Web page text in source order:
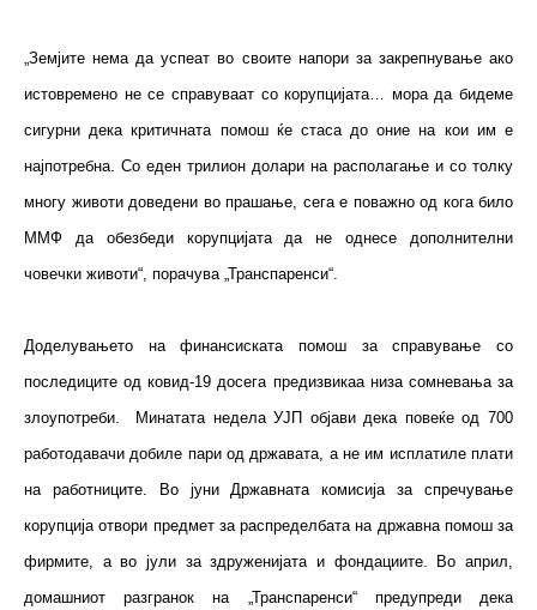
„Земјите нема да успеат во своите напори за закрепнување ако
истовремено не се справуваат со корупцијата… мора да бидеме
сигурни дека критичната помош ќе стаса до оние на кои им е
најпотребна. Со еден трилион долари на располагање и со толку
многу животи доведени во прашање, сега е поважно од кога било
ММФ да обезбеди корупцијата да не однесе дополнителни
човечки животи“, порачува „Транспаренси“.
Доделувањето на финансиската помош за справување со
последиците од ковид-19 досега предизвикаа низа сомневања за
злоупотреби. Минатата недела УЈП објави дека повеќе од 700
работодавачи добиле пари од државата, а не им исплатиле плати
на работниците. Во јуни Државната комисија за спречување
корупција отвори предмет за распределбата на државна помош за
фирмите, а во јули за здруженијата и фондациите. Во април,
домашниот разгранок на „Транспаренси“ предупреди дека